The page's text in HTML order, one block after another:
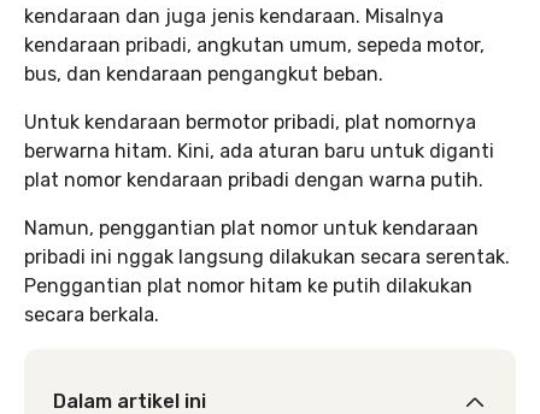
kendaraan dan juga jenis kendaraan. Misalnya
kendaraan pribadi, angkutan umum, sepeda motor,
bus, dan kendaraan pengangkut beban.
Untuk kendaraan bermotor pribadi, plat nomornya
berwarna hitam. Kini, ada aturan baru untuk diganti
plat nomor kendaraan pribadi dengan warna putih.
Namun, penggantian plat nomor untuk kendaraan
pribadi ini nggak langsung dilakukan secara serentak.
Penggantian plat nomor hitam ke putih dilakukan
secara berkala.
Dalam artikel ini